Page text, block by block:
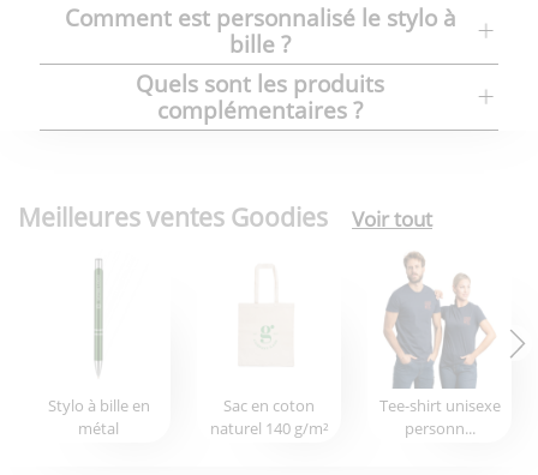
Comment est personnalisé le stylo à
bille ?
Quels sont les produits
complémentaires ?
Meilleures ventes Goodies Voir tout
Stylo à bille en
métal
Sac en coton
naturel 140 g/m²
Tee-shirt unisexe
personn...